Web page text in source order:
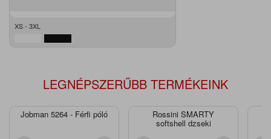
XS - 3XL
LEGNÉPSZERŰBB TERMÉKEINK
Jobman 5264 - Férfi póló Rossini SMARTY
softshell dzseki